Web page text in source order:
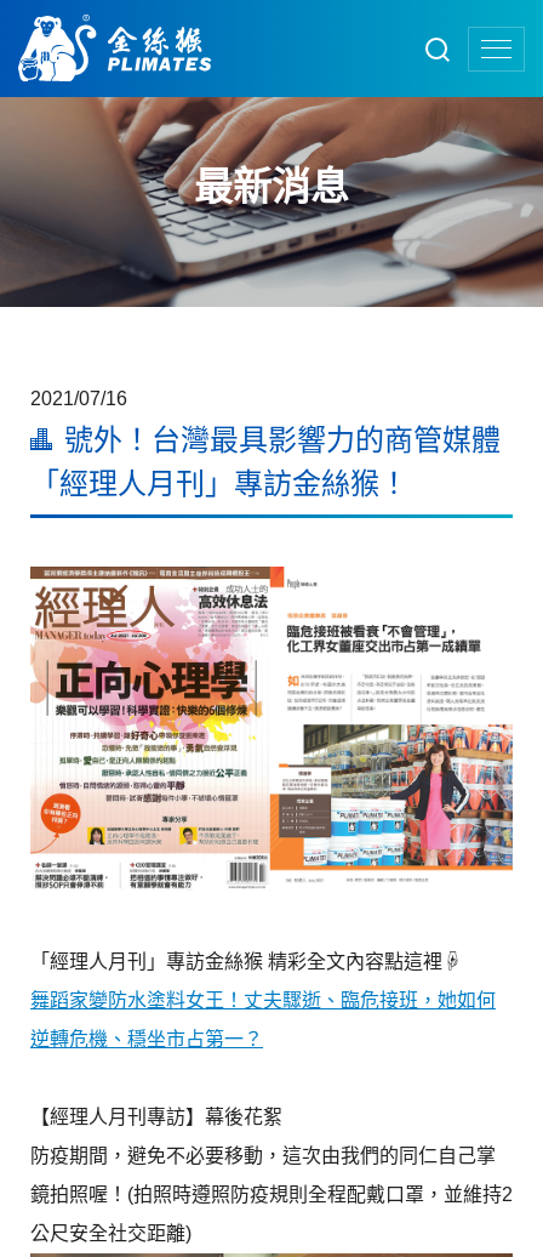
最新消息
2021/07/16
號外！台灣最具影響力的商管媒體
「經理人月刊」專訪金絲猴！
「經理人月刊」專訪金絲猴 精彩全文內容點這裡☟
舞蹈家變防水塗料女王！丈夫驟逝、臨危接班，她如何
逆轉危機、穩坐市占第一？
【經理人月刊專訪】幕後花絮
防疫期間，避免不必要移動，這次由我們的同仁自己掌
鏡拍照喔！(拍照時遵照防疫規則全程配戴口罩，並維持2
公尺安全社交距離)